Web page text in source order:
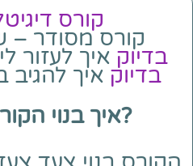
קורס
קורס מסודר –
בדיוק איך לעזור
בדיוק איך להגיב
איך בנוי הקורס הדיגיטלי?